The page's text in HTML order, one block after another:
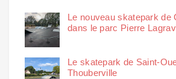
Le nouveau skatepark de
dans le parc Pierre
Le skatepark de Saint-
Thouberville